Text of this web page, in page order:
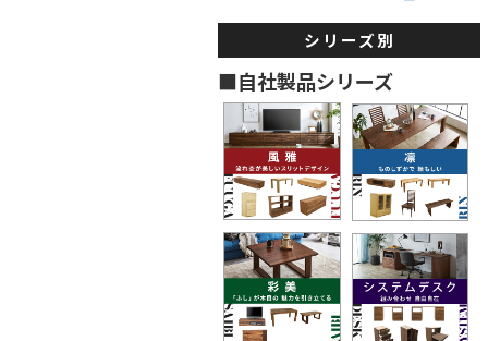
ホワイトアッシュ
タンス・着物箪笥
シリーズ別
■自社製品シリーズ